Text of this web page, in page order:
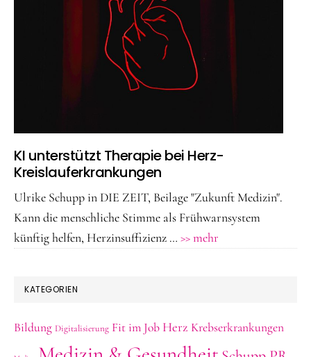
KI unterstützt Therapie bei Herz-
Kreislauferkrankungen
Ulrike Schupp in DIE ZEIT, Beilage "Zukunft Medizin".
Kann die menschliche Stimme als Frühwarnsystem
künftig helfen, Herzinsuffizienz … >> mehr
KATEGORIEN
Bildung Digitalisierung Fit im Job Herz Krebserkrankungen